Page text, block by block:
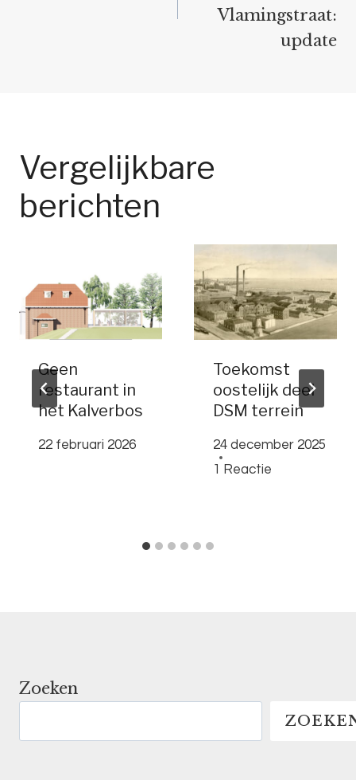
Vlamingstraat:
update
Vergelijkbare
berichten
Geen
restaurant in
het Kalverbos
22 februari 2026
Toekomst
oostelijk deel
DSM terrein
24 december 2025
1 Reactie
Zoeken